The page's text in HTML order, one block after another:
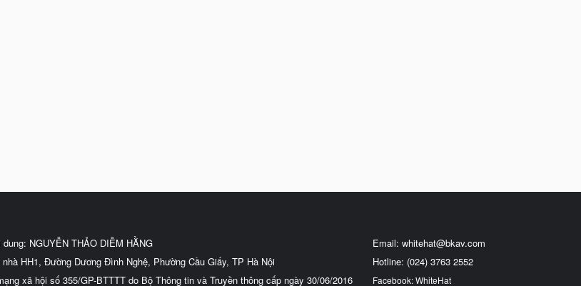
NGUYỄN THẢO DIỄM HẰNG
HH1, Đường Dương Đình Nghệ, Phường Cầu Giấy, TP Hà Nội
xã hội số 355/GP-BTTTT do Bộ Thông tin và Truyền thông cấp ngày 30/06/2016
Email: whitehat@bkav.com
Hotline: (024) 3763 2552
Facebook: WhiteHat